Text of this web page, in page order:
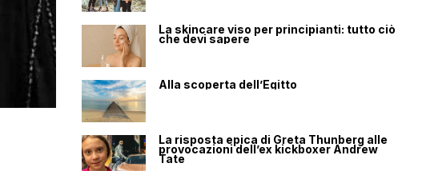
La skincare viso per principianti: tutto ciò
che devi sapere
Alla scoperta dell’Egitto
La risposta epica di Greta Thunberg alle
provocazioni dell’ex kickboxer Andrew
Tate